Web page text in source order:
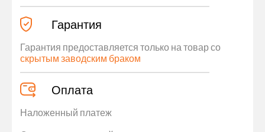
Гарантия
Гарантия предоставляется только на товар со
скрытым заводским браком
Оплата
Наложенный платеж